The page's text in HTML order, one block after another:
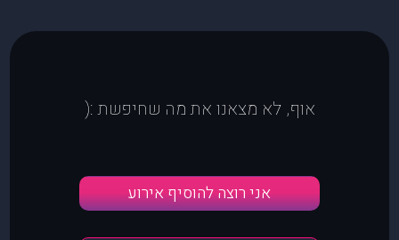
אוף, לא מצאנו את מה שחיפשת :(
אני רוצה להוסיף אירוע